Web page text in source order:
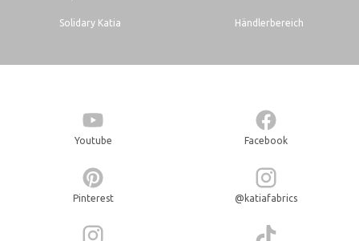
Solidary Katia Händlerbereich
Youtube Facebook
Pinterest @katiafabrics